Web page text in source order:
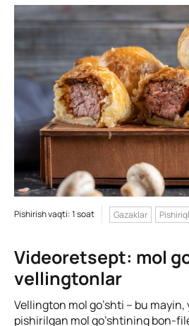
Pishirish vaqti: 1 soat Gazaklar
Videoretsept: mol
vellingtonlar
Vellington mol go’shti – bu
pishirilgan mol go’shtining bon-